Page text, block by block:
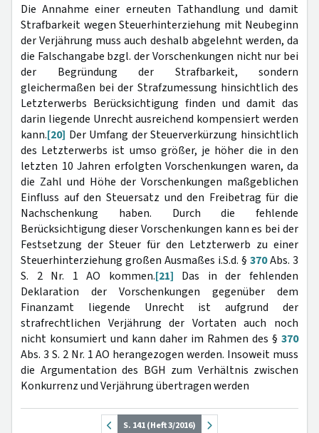
Die Annahme einer erneuten Tathandlung und damit
Strafbarkeit wegen Steuerhinterziehung mit Neubeginn
der Verjährung muss auch deshalb abgelehnt werden, da
die Falschangabe bzgl. der Vorschenkungen nicht nur bei
der Begründung der Strafbarkeit, sondern
gleichermaßen bei der Strafzumessung hinsichtlich des
Letzterwerbs Berücksichtigung finden und damit das
darin liegende Unrecht ausreichend kompensiert werden
kann.[20] Der Umfang der Steuerverkürzung hinsichtlich
des Letzterwerbs ist umso größer, je höher die in den
letzten 10 Jahren erfolgten Vorschenkungen waren, da
die Zahl und Höhe der Vorschenkungen maßgeblichen
Einfluss auf den Steuersatz und den Freibetrag für die
Nachschenkung haben. Durch die fehlende
Berücksichtigung dieser Vorschenkungen kann es bei der
Festsetzung der Steuer für den Letzterwerb zu einer
Steuerhinterziehung großen Ausmaßes i.S.d. § 370Abs. 3
S. 2 Nr. 1 AO kommen.[21] Das in der fehlenden
Deklaration der Vorschenkungen gegenüber dem
Finanzamt liegende Unrecht ist aufgrund der
strafrechtlichen Verjährung der Vortaten auch noch
nicht konsumiert und kann daher im Rahmen des § 370
Abs. 3 S. 2 Nr. 1 AO herangezogen werden. Insoweit muss
die Argumentation des BGH zum Verhältnis zwischen
Konkurrenz und Verjährung übertragen werden
S. 141 (Heft 3/2016)